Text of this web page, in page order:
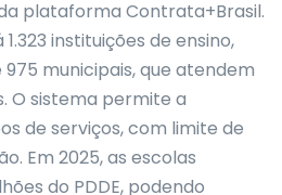
plataforma Contrata+Brasil.
instituições de ensino,
municipais, que atendem
O sistema permite a
de serviços, com limite de
Em 2025, as escolas
do PDDE, podendo